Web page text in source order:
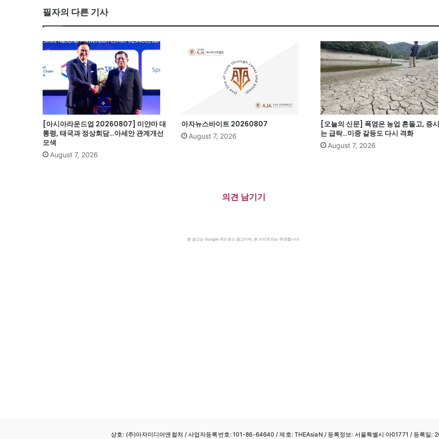
ok
필자의 다른 기사
[아시아라운드업 20260807] 미얀마 대
통령, 태국과 정상회담…아세안 관계개선
모색
August 7, 2026
아자뉴스바이트 20260807
August 7, 2026
[오늘의 신문] 폭염은 농업 흔들고, 증시
는 급락…미중 갈등도 다시 격화
August 7, 2026
의견 남기기
본 광고는 Google 애드센스 광고이며, 본 사이트와는 무관합니다.
상호: (주)아자미디어앤컬처 /사업자등록번호: 101-86-64640 / 제호: THEAsiaN / 등록정보: 서울특별시 아01771 / 등록일: